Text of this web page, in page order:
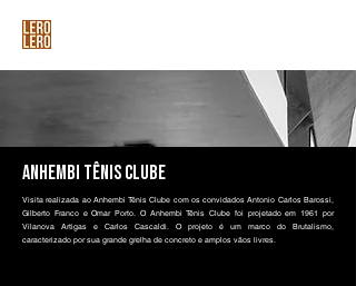
Anhembi Tênis Clube
Visita realizada ao Anhembi Tênis Clube com os convidados Antonio Carlos Barossi,
Gilberto Franco e Omar Porto. O Anhembi Tênis Clube foi projetado em 1961 por
Vilanova Artigas e Carlos Cascaldi. O projeto é um marco do Brutalismo,
caracterizado por sua grande grelha de concreto e amplos vãos livres.